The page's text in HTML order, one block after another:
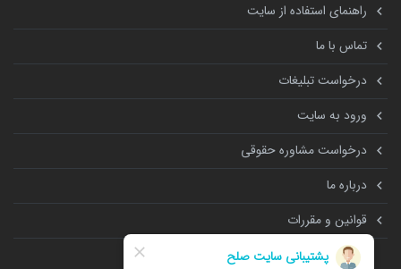
راهنمای استفاده از سایت
تماس با ما
درخواست تبلیغات
ورود به سایت
درخواست مشاوره حقوقی
درباره ما
قوانین و مقررات